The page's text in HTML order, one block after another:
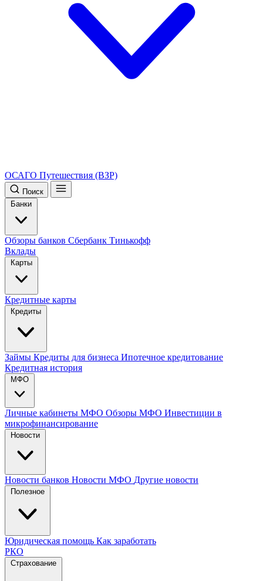
ОСАГО Путешествия (ВЗР)
Поиск
Банки
Обзоры банков Сбербанк Тинькофф
Вклады
Карты
Кредитные карты
Кредиты
Займы Кредиты для бизнеса Ипотечное кредитование
Кредитная история
МФО
Личные кабинеты МФО Обзоры МФО Инвестиции в
микрофинансирование
Новости
Новости банков Новости МФО Другие новости
Полезное
Юридическая помощь Как заработать
РКО
Страхование